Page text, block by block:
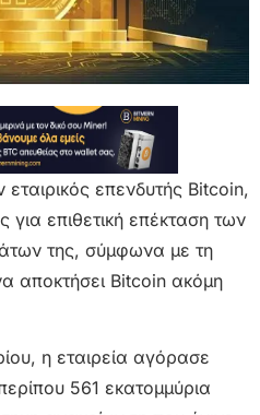
επενδυτής Bitcoin,
για επιθετική επέκταση των
της, σύμφωνα με τη
αποκτήσει Bitcoin ακόμη
η εταιρεία αγόρασε
561 εκατομμύρια